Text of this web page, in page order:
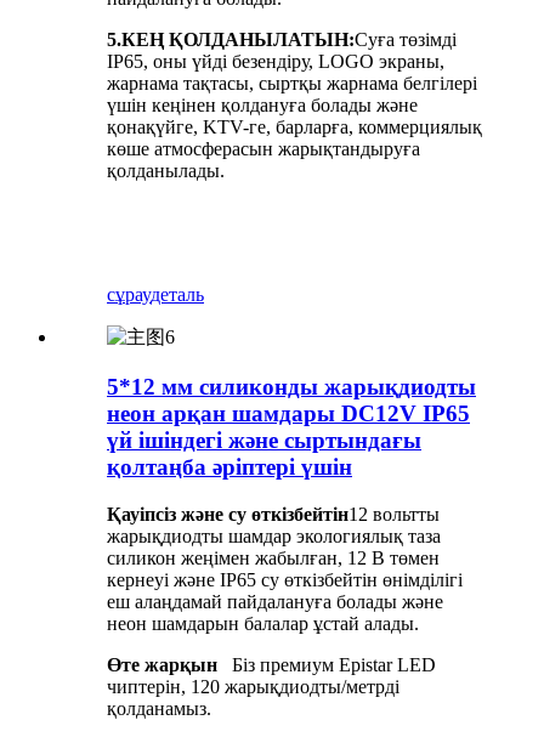
5.КЕҢ ҚОЛДАНЫЛАТЫН:Суға төзімді
IP65, оны үйді безендіру, LOGO экраны,
жарнама тақтасы, сыртқы жарнама белгілері
үшін кеңінен қолдануға болады және
қонақүйге, KTV-ге, барларға, коммерциялық
көше атмосферасын жарықтандыруға
қолданылады.
сұраудеталь
5*12 мм силиконды жарықдиодты
неон арқан шамдары DC12V IP65
үй ішіндегі және сыртындағы
қолтаңба әріптері үшін
Қауіпсіз және су өткізбейтін12 вольтты
жарықдиодты шамдар экологиялық таза
силикон жеңімен жабылған, 12 В төмен
кернеуі және IP65 су өткізбейтін өнімділігі
еш алаңдамай пайдалануға болады және
неон шамдарын балалар ұстай алады.
Өте жарқын
Біз премиум Epistar LED
чиптерін, 120 жарықдиодты/метрді
қолданамыз.